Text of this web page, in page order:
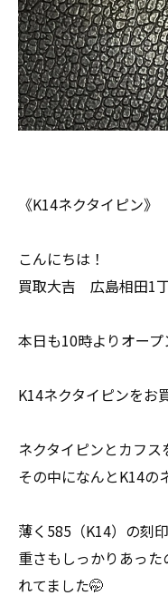
《K14ネクタイピン》
こんにちは！
買取大吉 広島相田1丁
本日も10時よりオープ
K14ネクタイピンをお
ネクタイピンとカフス
その中になんとK14の
薄く585（K14）の刻
重さもしっかりあっ
れてました🤭